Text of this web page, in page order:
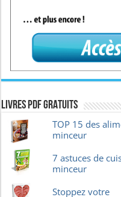
Livres pdf GRATUITS
TOP 15 des
minceur
7 astuces de
minceur
Stoppez votre